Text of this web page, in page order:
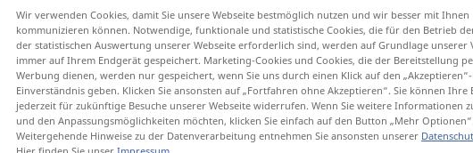
Verehelichungen>
antippen)
Wir verwenden Cookies, damit Sie unsere Webseite bestmöglich nutzen und wir besser mit Ihnen
kommunizieren können. Notwendige, funktionale und statistische Cookies, die für den Betrieb
der statistischen Auswertung unserer Webseite erforderlich sind, werden auf Grundlage unserer
immer auf Ihrem Endgerät gespeichert. Marketing-Cookies und Cookies, die der Bereitstellung
Werbung dienen, werden nur gespeichert, wenn Sie uns durch einen Klick auf den
Einverständnis geben. Klicken Sie ansonsten auf „Fortfahren ohne Akzeptieren“. Sie können Ihre
jederzeit für zukünftige Besuche unserer Webseite widerrufen. Wenn Sie weitere Informationen
und den Anpassungsmöglichkeiten möchten, klicken Sie einfach auf den Button „Mehr Optionen“.
Weitergehende Hinweise zu der Datenverarbeitung entnehmen Sie ansonsten unserer